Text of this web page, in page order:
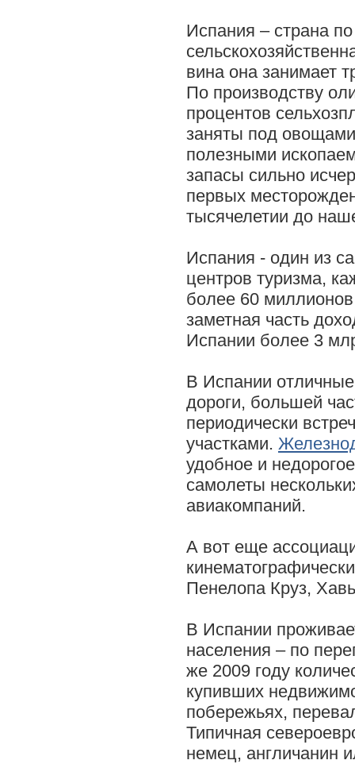
Испания – страна
вина она занимает
По производству
процентов
заняты под
полезными
запасы сильно
первых
тысячелетии до
Испания - один из
центров туризма,
более 60
заметная часть
Испании более 3
В Испании
дороги, большей
периодически
участками.
удобное и
самолеты
авиакомпаний.
А вот еще
Пенелопа Круз,
В Испании
населения – по
же 2009 году
купивших
побережьях,
Типичная
немец, англичанин